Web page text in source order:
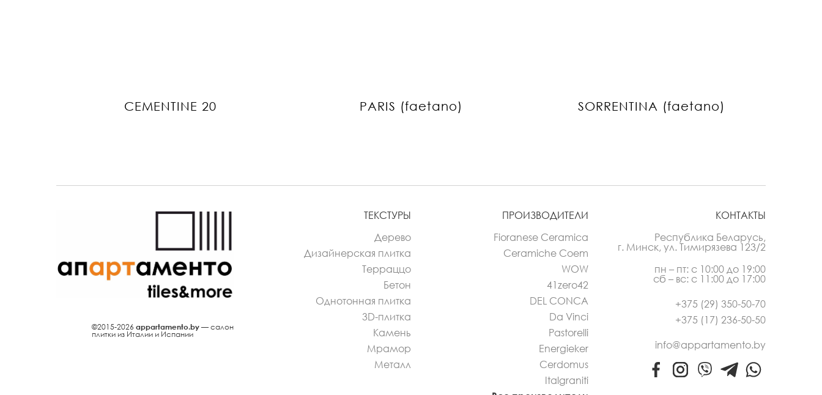
CEMENTINE 20 PARIS (faetano) SORRENTINA (faetano)
©2015-2026 appartamento.by — салон
плитки из Италии и Испании
ТЕКСТУРЫ
Дерево
Дизайнерская плитка
Терраццо
Бетон
Однотонная плитка
3D-плитка
Камень
Мрамор
Металл
ПРОИЗВОДИТЕЛИ
Fioranese Ceramica
Ceramiche Coem
WOW
41zero42
DEL CONCA
Da Vinci
Pastorelli
Energieker
Cerdomus
Italgraniti
КОНТАКТЫ
Республика Беларусь,
г. Минск, ул. Тимирязева 123/2
пн – пт: с 10:00 до 19:00
сб – вс: с 11:00 до 17:00
+375 (29) 350-50-70
+375 (17) 236-50-50
info@appartamento.by